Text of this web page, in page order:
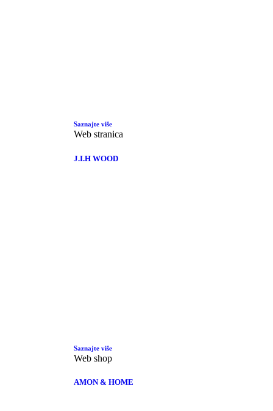
Saznajte više
Web stranica
J.I.H WOOD
Saznajte više
Web shop
AMON & HOME